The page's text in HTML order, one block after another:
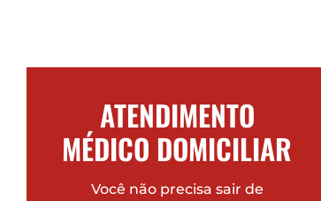
ATENDIMENTO
MÉDICO DOMICILIAR
Você não precisa sair de